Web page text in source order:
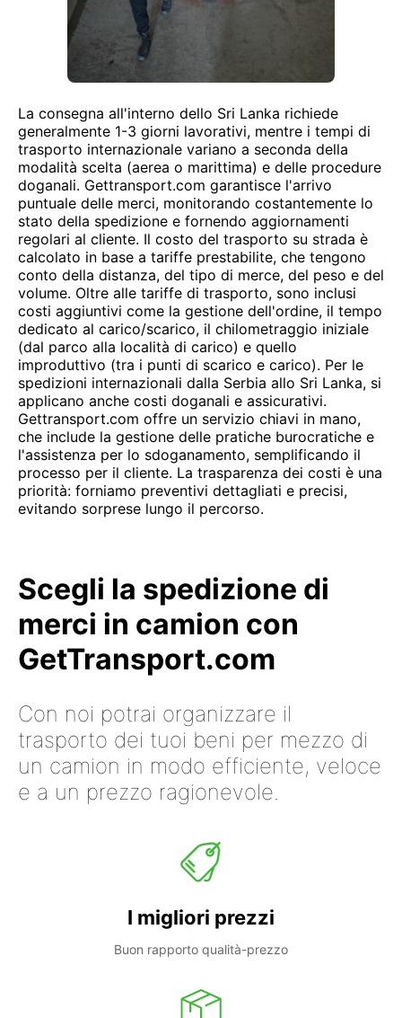
La consegna all'interno dello Sri Lanka richiede
generalmente 1-3 giorni lavorativi, mentre i tempi di
trasporto internazionale variano a seconda della
modalità scelta (aerea o marittima) e delle procedure
doganali. Gettransport.com garantisce l'arrivo
puntuale delle merci, monitorando costantemente lo
stato della spedizione e fornendo aggiornamenti
regolari al cliente. Il costo del trasporto su strada è
calcolato in base a tariffe prestabilite, che tengono
conto della distanza, del tipo di merce, del peso e del
volume. Oltre alle tariffe di trasporto, sono inclusi
costi aggiuntivi come la gestione dell'ordine, il tempo
dedicato al carico/scarico, il chilometraggio iniziale
(dal parco alla località di carico) e quello
improduttivo (tra i punti di scarico e carico). Per le
spedizioni internazionali dalla Serbia allo Sri Lanka, si
applicano anche costi doganali e assicurativi.
Gettransport.com offre un servizio chiavi in mano,
che include la gestione delle pratiche burocratiche e
l'assistenza per lo sdoganamento, semplificando il
processo per il cliente. La trasparenza dei costi è una
priorità: forniamo preventivi dettagliati e precisi,
evitando sorprese lungo il percorso.
Scegli la spedizione di
merci in camion con
GetTransport.com
Con noi potrai organizzare il
trasporto dei tuoi beni per mezzo di
un camion in modo efficiente, veloce
e a un prezzo ragionevole.
I migliori prezzi
Buon rapporto qualità-prezzo